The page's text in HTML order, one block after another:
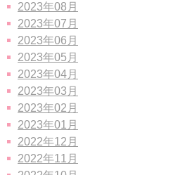
2023年08月
2023年07月
2023年06月
2023年05月
2023年04月
2023年03月
2023年02月
2023年01月
2022年12月
2022年11月